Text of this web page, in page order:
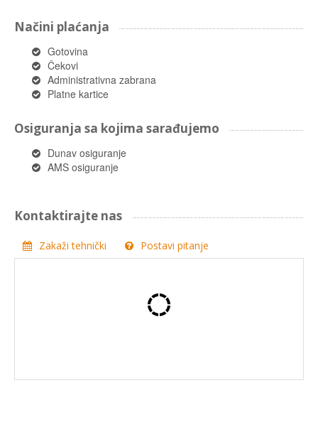
Načini plaćanja
Gotovina
Čekovi
Administrativna zabrana
Platne kartice
Osiguranja sa kojima sarađujemo
Dunav osiguranje
AMS osiguranje
Kontaktirajte nas
Zakaži tehnički Postavi pitanje